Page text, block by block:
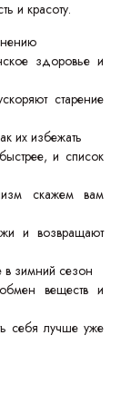
и красоту.
здоровье и
старение
их избежать
и список
скажем вам
и возвращают
зимний сезон
веществ и
себя лучше уже